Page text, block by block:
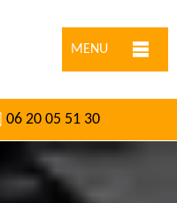
MENU
06 20 05 51 30